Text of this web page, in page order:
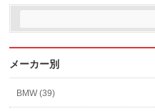
メーカー別
BMW (39)